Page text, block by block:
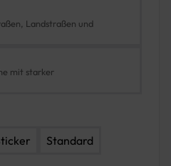
Landstraßen und
mit starker
Standard